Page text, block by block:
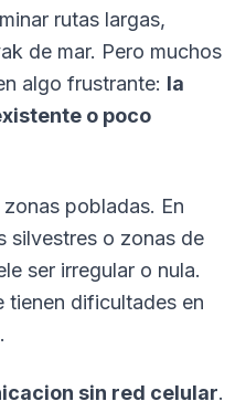
rutas largas,
de mar. Pero muchos
algo frustrante: la
o poco
pobladas. En
silvestres o zonas de
ser irregular o nula.
tienen dificultades en
sin red celular.